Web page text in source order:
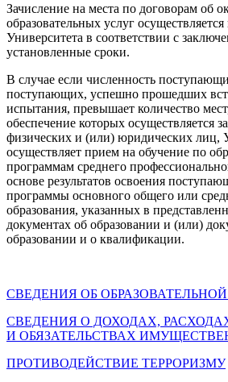
Зачисление на места по договорам об
образовательных услуг
Университета в соответствии с
установленные сроки.
В случае если численность
поступающих, успешно прошедших
испытания, превышает количество
обеспечение которых осуществляется
физических и (или) юридических лиц,
осуществляет прием на обучение по
программам среднего
основе результатов освоения
программы основного общего или
образования, указанных в
документах об образовании и (или)
образовании и о квалификации.
СВЕДЕНИЯ ОБ
СВЕДЕНИЯ О ДОХОДАХ,
И ОБЯЗАТЕЛЬСТВАХ
ПРОТИВОДЕЙСТВИЕ ТЕРРОРИЗМУ